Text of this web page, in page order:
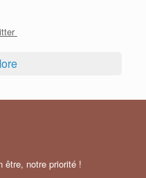
être, notre priorité !